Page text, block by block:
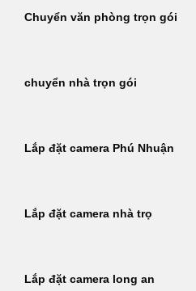
Chuyển văn phòng trọn gói
chuyển nhà trọn gói
Lắp đặt camera Phú Nhuận
Lắp đặt camera nhà trọ
Lắp đặt camera long an